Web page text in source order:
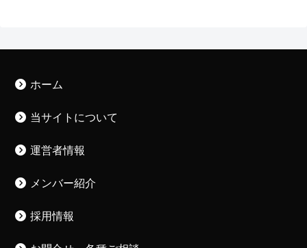
ホーム
当サイトについて
運営者情報
メンバー紹介
採用情報